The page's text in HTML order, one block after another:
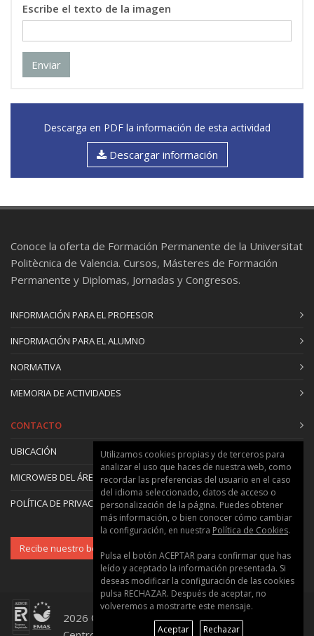
Escribe el texto de la imagen
Enviar
Descarga en PDF la información de esta actividad
Descargar información
Conoce la oferta de Formación Permanente de la Universitat
Politècnica de Valencia. Cursos, Másteres de Formación
Permanente y Diplomas, Jornadas y Congresos.
INFORMACIÓN PARA EL PROFESOR
INFORMACIÓN PARA EL ALUMNO
NORMATIVA
MEMORIA DE ACTIVIDADES
CONTACTO
UBICACIÓN
MICROWEB DEL ÁREA
POLÍTICA DE PRIVACIDAD Y COOKIES
Recibe nuestro boletín
2026 © Universitat Politècnica de València ::
Utilizamos cookies propias y de terceros para
analizar el uso que haces de nuestra web, como
recordar las preferencias del usuario en el caso
del idioma seleccionado, datos de acceso o
personalización de la página. Puedes obtener
más información, o bien conocer cómo cambiar
la configuración, en nuestra Política de Cookies.
Pulsa el botón ACEPTAR para confirmar que has
leído y aceptado la información presentada. Si
deseas modificar la configuración de las cookies
pulsa RECHAZAR. Después de aceptar, no
volveremos a mostrarte este mensaje.
Aceptar
Rechazar